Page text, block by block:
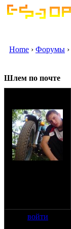
Home › Форумы ›
Шлем по почте
войти